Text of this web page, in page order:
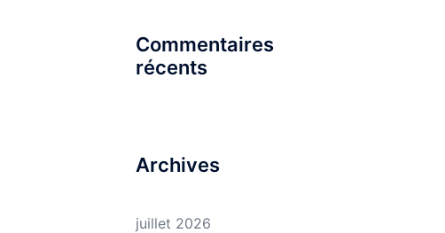
Commentaires
récents
Archives
juillet 2026